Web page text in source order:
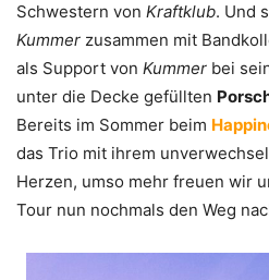
Schwestern von Kraftklub. Und
Kummer zusammen mit
als Support von Kummer bei
unter die Decke gefüllten
Bereits im Sommer beim
das Trio mit ihrem
Herzen, umso mehr freuen wir
Tour nun nochmals den Weg